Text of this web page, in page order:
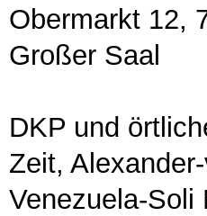
Obermarkt 12,
Großer Saal
DKP und
Zeit,
Venezuela-Soli